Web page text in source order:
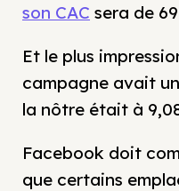
son CAC sera de
Et le plus
campagne avait
la nôtre était à
Facebook doit
que certains